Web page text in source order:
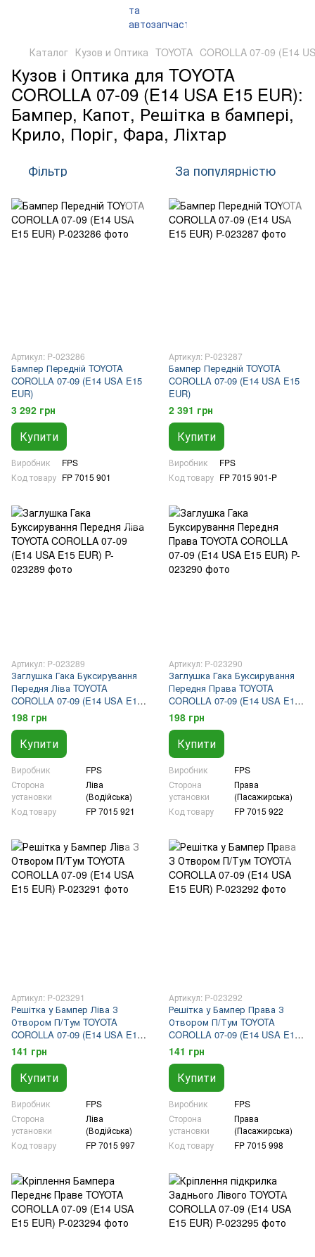
Каталог Кузов и Оптика TOYOTA COROLLA 07-09 (E14
Кузов і Оптика для TOYOTA
COROLLA 07-09 (E14 USA E15 EUR):
Бампер, Капот, Решітка в бампері,
Крило, Поріг, Фара, Ліхтар
Фільтр За популярністю
Артикул: P-023286
Бампер Передній TOYOTA
COROLLA 07-09 (E14 USA E15
EUR)
3 292 грн
Купити
Виробник
FPS
Код товару FP 7015 901
Артикул: P-023287
Бампер Передній TOYOTA
COROLLA 07-09 (E14 USA E15
EUR)
2 391 грн
Купити
Виробник
FPS
Код товару FP 7015 901-P
Артикул: P-023289
Заглушка Гака Буксирування
Передня Ліва TOYOTA
COROLLA 07-09 (E14 USA E15
EUR)
198 грн
Купити
Виробник
FPS
Сторона
установки
Ліва
(Водійська)
Код товару
FP 7015 921
Артикул: P-023290
Заглушка Гака Буксирування
Передня Права TOYOTA
COROLLA 07-09 (E14 USA E15
EUR)
198 грн
Купити
Виробник
FPS
Сторона
установки
Права
(Пасажирська)
Код товару
FP 7015 922
Артикул: P-023291
Решітка у Бампер Ліва З
Отвором П/Тум TOYOTA
COROLLA 07-09 (E14 USA E15
EUR)
141 грн
Купити
Виробник
FPS
Сторона
установки
Ліва
(Водійська)
Код товару
FP 7015 997
Артикул: P-023292
Решітка у Бампер Права З
Отвором П/Тум TOYOTA
COROLLA 07-09 (E14 USA E15
EUR)
141 грн
Купити
Виробник
FPS
Сторона
установки
Права
(Пасажирська)
Код товару
FP 7015 998